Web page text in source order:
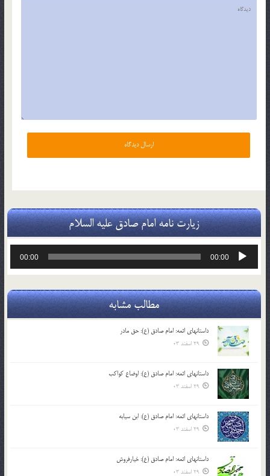
زیارت نامه امام صادق علیه السلام
پخش‌کننده
00:00
00:00
مطالب مشابه
داستانهای ائمه: امام صادق (ع): حق مادر
29 اسفند 03
داستانهای ائمه: امام صادق (ع): اوضاع کواکب
29 اسفند 03
داستانهای ائمه: امام صادق (ع): ابن سیابه
29 اسفند 03
داستانهای ائمه: امام صادق (ع): خیارفروش
29 اسفند 03